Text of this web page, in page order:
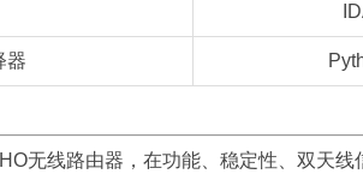
器
无线路由器，在功能、稳定性、双天线